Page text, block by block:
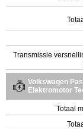
Transmissie
Volkswagen
Elektromotor
Totaal